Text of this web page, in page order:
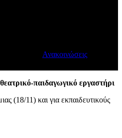
Ανακοινώσεις
παιδαγωγικό εργαστήρι
(18/11) και για εκπαιδευτικούς